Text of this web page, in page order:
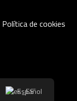
Política de cookies
Español